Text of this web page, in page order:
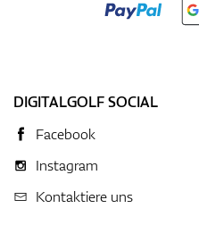
DIGITALGOLF SOCIAL
Facebook
Instagram
Kontaktiere uns